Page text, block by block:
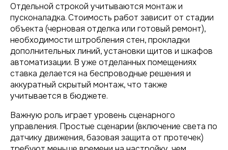
Отдельной строкой учитываются монтаж и
пусконаладка. Стоимость работ зависит от стадии
объекта (черновая отделка или готовый ремонт),
необходимости штробления стен, прокладки
дополнительных линий, установки щитов и шкафов
автоматизации. В уже отделанных помещениях
ставка делается на беспроводные решения и
аккуратный скрытый монтаж, что также
учитывается в бюджете.
Важную роль играет уровень сценарного
управления. Простые сценарии (включение света по
датчику движения, базовая защита от протечек)